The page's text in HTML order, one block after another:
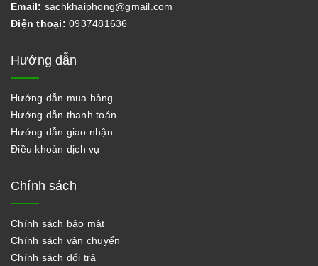
Email: sachkhaiphong@gmail.com
Điện thoại: 0937481636
Hướng dẫn
Hướng dẫn mua hàng
Hướng dẫn thanh toán
Hướng dẫn giao nhận
Điều khoản dịch vụ
Chính sách
Chính sách bảo mật
Chính sách vận chuyển
Chính sách đổi trả